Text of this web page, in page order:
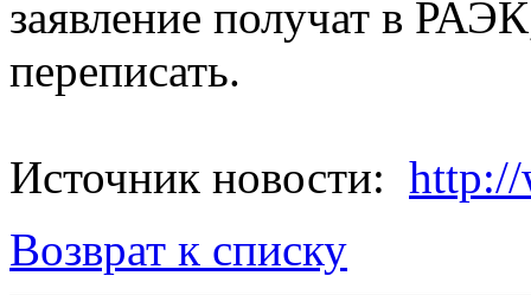
заявление получат в
переписать.
Источник новости: http://
Возврат к списку